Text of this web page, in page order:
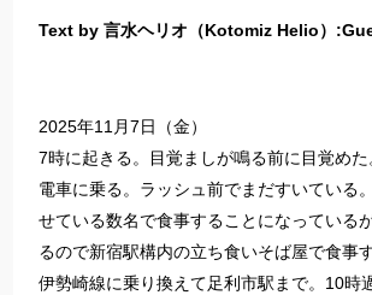
Text by 言水ヘリオ（Kotomiz Helio）
2025年11月7日（金）
7時に起きる。目覚ましが鳴る前に目覚め
電車に乗る。ラッシュ前でまだすいている
せている数名で食事することになっている
るので新宿駅構内の立ち食いそば屋で食事
伊勢崎線に乗り換えて足利市駅まで。10時